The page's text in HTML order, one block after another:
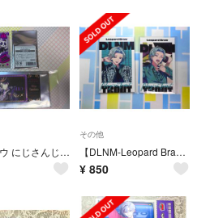
闇ノシュウ にじさんじチケットカード＋チェキ風カード
その他
【DLNM-Leopard Braw-】ランダムチェキ風カード 渚トラウト
¥ 850